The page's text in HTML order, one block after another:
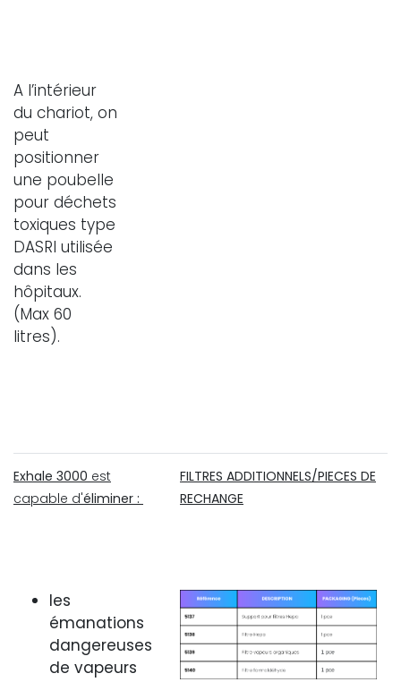
A l’intérieur
du chariot, on
peut
positionner
une poubelle
pour déchets
toxiques type
DASRI utilisée
dans les
hôpitaux.
(Max 60
litres).
Exhale 3000 est
capable d'éliminer :
les
émanations
dangereuses
de vapeurs
FILTRES ADDITIONNELS/PIECES DE
RECHANGE